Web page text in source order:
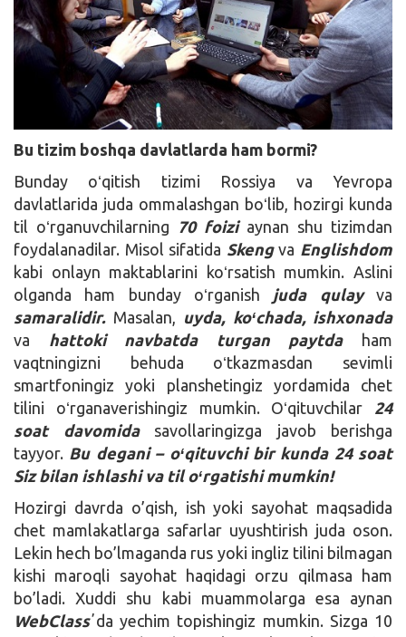
Bu tizim boshqa davlatlarda ham bormi?
Bunday oʻqitish tizimi Rossiya va Yevropa
davlatlarida juda ommalashgan boʻlib, hozirgi kunda
til oʻrganuvchilarning
70 foiziaynan shu tizimdan
foydalanadilar. Misol sifatida Skengva Englishdom
kabi onlayn maktablarini koʻrsatish mumkin. Aslini
olganda ham bunday oʻrganish juda qulayva
samaralidir.Masalan, uyda, koʻchada, ishxonada
va
hattoki navbatda turgan paytdaham
vaqtningizni behuda oʻtkazmasdan sevimli
smartfoningiz yoki planshetingiz yordamida chet
tilini oʻrganaverishingiz mumkin. Oʻqituvchilar 24
soat davomidasavollaringizga javob berishga
tayyor. Bu degani – oʻqituvchi bir kunda 24 soat
Siz bilan ishlashi va til oʻrgatishi mumkin!
Hozirgi davrda o’qish, ish yoki sayohat maqsadida
chet mamlakatlarga safarlar uyushtirish juda oson.
Lekin hech bo’lmaganda rus yoki ingliz tilini bilmagan
kishi maroqli sayohat haqidagi orzu qilmasa ham
bo’ladi. Xuddi shu kabi muammolarga esa aynan
WebClassʼda yechim topishingiz mumkin. Sizga 10